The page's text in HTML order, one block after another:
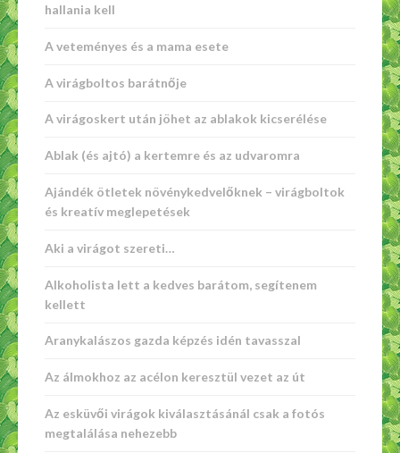
hallania kell
A veteményes és a mama esete
A virágboltos barátnője
A virágoskert után jöhet az ablakok kicserélése
Ablak (és ajtó) a kertemre és az udvaromra
Ajándék ötletek növénykedvelőknek – virágboltok
és kreatív meglepetések
Aki a virágot szereti…
Alkoholista lett a kedves barátom, segítenem
kellett
Aranykalászos gazda képzés idén tavasszal
Az álmokhoz az acélon keresztül vezet az út
Az esküvői virágok kiválasztásánál csak a fotós
megtalálása nehezebb